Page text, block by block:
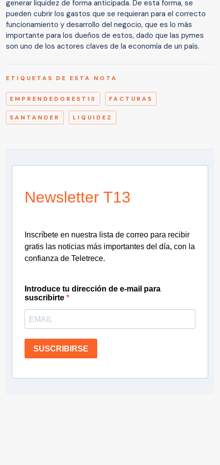
generar liquidez de forma anticipada. De esta forma, se
pueden cubrir los gastos que se requieran para el correcto
funcionamiento y desarrollo del negocio, que es lo más
importante para los dueños de estos, dado que las pymes
son uno de los actores claves de la economía de un país.
ETIQUETAS DE ESTA NOTA
EMPRENDEDOREST13 FACTURAS
SANTANDER LIQUIDEZ
Newsletter T13
Inscríbete en nuestra lista de correo para recibir
gratis las noticias más importantes del día, con la
confianza de Teletrece.
Introduce tu dirección de e-mail para
suscribirte
SUSCRIBIRSE